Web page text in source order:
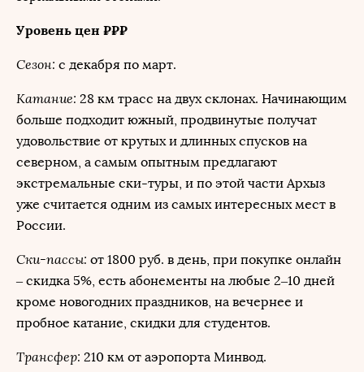
Уровень цен ₽₽₽
Сезон: с декабря по март.
Катание: 28 км трасс на двух склонах. Начинающим
больше подходит южный, продвинутые получат
удовольствие от крутых и длинных спусков на
северном, а самым опытным предлагают
экстремальные ски-туры, и по этой части Архыз
уже считается одним из самых интересных мест в
России.
Ски-пассы: от 1800 руб. в день, при покупке онлайн
– скидка 5%, есть абонементы на любые 2–10 дней
кроме новогодних праздников, на вечернее и
пробное катание, скидки для студентов.
Трансфер: 210 км от аэропорта Минвод.